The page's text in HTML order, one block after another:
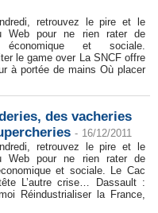
retrouvez le pire et le
Web pour ne rien rater de
économique et sociale.
le game over La SNCF offre
à portée de mains Où placer
des vacheries
- 16/12/2011
retrouvez le pire et le
Web pour ne rien rater de
et sociale. Le Cac
L’autre crise… Dassault :
Réindustrialiser la France,